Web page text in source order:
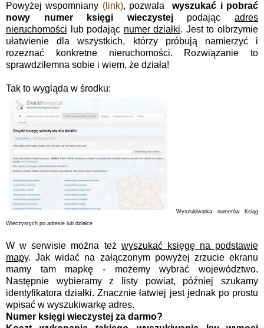
Powyżej wspomniany (link), pozwalawyszukać i pobrać
nowy numer księgi wieczystejpodającadres
nieruchomości lub podając numer działki. Jest to olbrzymie
ułatwienie dla wszystkich, którzy próbują namierzyć i
rozeznać konkretne nieruchomości. Rozwiązanie to
sprawdziłemna sobie i wiem, że działa!
Tak to wygląda w środku:
Wyszukiwarka numerów Ksiąg
Wieczystych po adresie lub działce
W w serwisie można też wyszukać księgę na podstawie
mapy. Jak widać na załączonym powyżej zrzucie ekranu
mamy tam mapkę - możemy wybrać województwo.
Następnie wybieramy z listy powiat, później szukamy
identyfikatora działki. Znacznie łatwiej jest jednak po prostu
wpisać w wyszukiwarkę adres.
Numer księgi wieczystej za darmo?